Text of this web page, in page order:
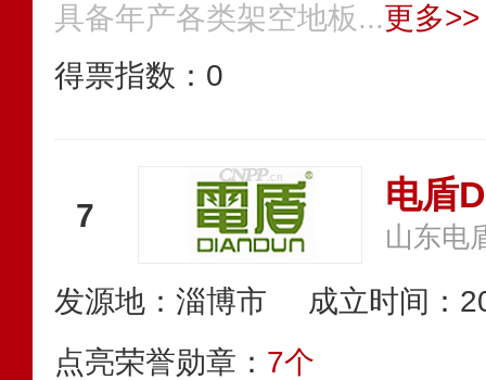
具备年产各类架空地板...更多>>
得票指数： 0
7 电盾
山东电
发源地：淄博市
成立时间：
点亮荣誉勋章： 7个